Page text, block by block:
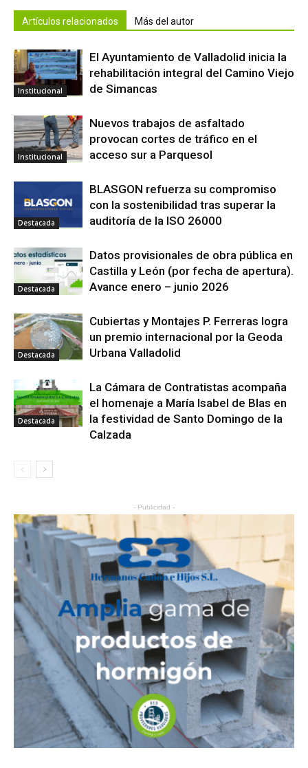
Artículos relacionados Más del autor
Institucional
El Ayuntamiento de Valladolid inicia la
rehabilitación integral del Camino Viejo
de Simancas
Institucional
Nuevos trabajos de asfaltado
provocan cortes de tráfico en el
acceso sur a Parquesol
Destacada
BLASGON refuerza su compromiso
con la sostenibilidad tras superar la
auditoría de la ISO 26000
Destacada
Datos provisionales de obra pública en
Castilla y León (por fecha de apertura).
Avance enero – junio 2026
Destacada
Cubiertas y Montajes P. Ferreras logra
un premio internacional por la Geoda
Urbana Valladolid
Destacada
La Cámara de Contratistas acompaña
el homenaje a María Isabel de Blas en
la festividad de Santo Domingo de la
Calzada
- Publicidad -